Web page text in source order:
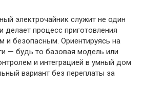
электрочайник служит не один
делает процесс приготовления
и безопасным. Ориентируясь на
— будь то базовая модель или
и интеграцией в умный дом
вариант без переплаты за